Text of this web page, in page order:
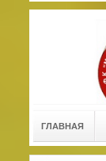
ГЛАВНАЯ